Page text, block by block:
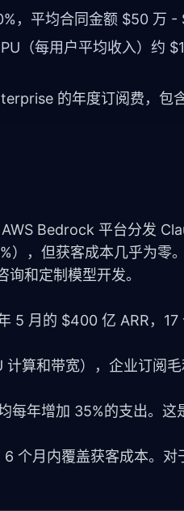
，平均合同金额 $50 万
（每用户平均收入）约
的年度订阅费，包含
Bedrock 平台分发
，但获客成本几乎为零。
和定制模型开发。
5 月的 $400 亿 ARR，17
算和带宽），企业订阅
年增加 35%的支出。这
月内覆盖获客成本。对